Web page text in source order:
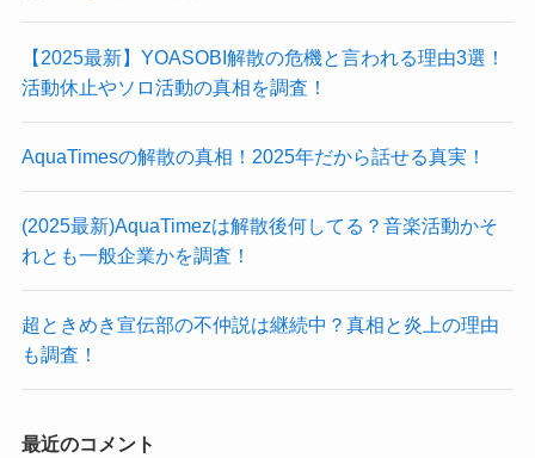
【2025最新】YOASOBI解散の危機と言われる理由3選！
活動休止やソロ活動の真相を調査！
AquaTimesの解散の真相！2025年だから話せる真実！
(2025最新)AquaTimezは解散後何してる？音楽活動かそ
れとも一般企業かを調査！
超ときめき宣伝部の不仲説は継続中？真相と炎上の理由
も調査！
最近のコメント